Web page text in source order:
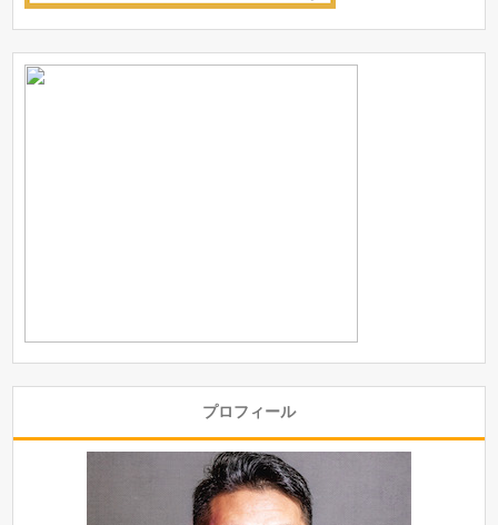
プロフィール